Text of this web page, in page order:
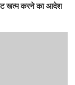
खत्म करने का आदेश